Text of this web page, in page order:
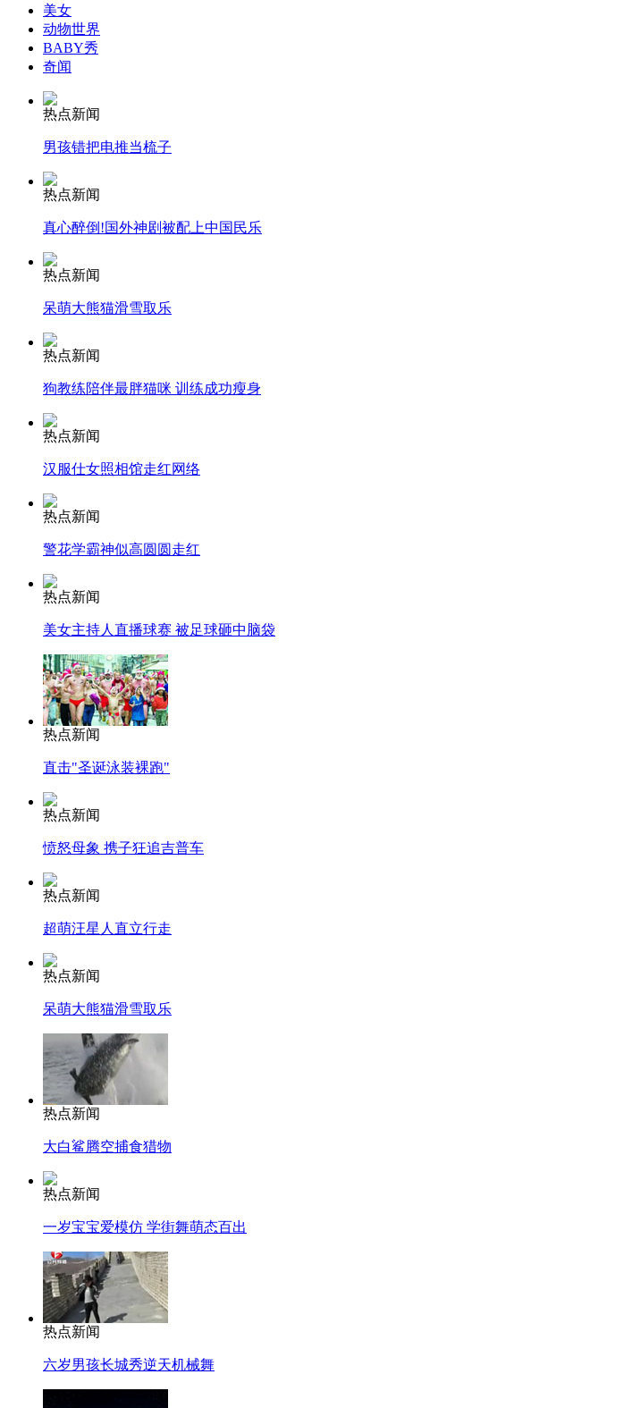
外交部：反对强权政治霸凌主义
外交部：有关国家言论片面不公正
安徽一实载49人客车翻车
走！跟着总书记去植树
消防员救轻生者
纽约上演“枕头大战”
司机酒驾遇交警 急速倒车逃窜
美女
动物世界
BABY秀
奇闻
热点新闻
男孩错把电推当梳子
热点新闻
真心醉倒!国外神剧被配上中国民乐
热点新闻
呆萌大熊猫滑雪取乐
热点新闻
狗教练陪伴最胖猫咪 训练成功瘦身
热点新闻
汉服仕女照相馆走红网络
热点新闻
警花学霸神似高圆圆走红
热点新闻
美女主持人直播球赛 被足球砸中脑袋
热点新闻
直击"圣诞泳装裸跑"
热点新闻
愤怒母象 携子狂追吉普车
热点新闻
超萌汪星人直立行走
热点新闻
呆萌大熊猫滑雪取乐
热点新闻
大白鲨腾空捕食猎物
热点新闻
一岁宝宝爱模仿 学街舞萌态百出
热点新闻
六岁男孩长城秀逆天机械舞